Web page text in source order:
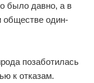
было давно, а в
обществе один-
позаботилась
к отказам.